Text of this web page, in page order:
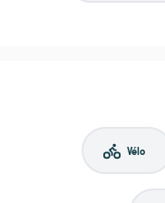
Vélo